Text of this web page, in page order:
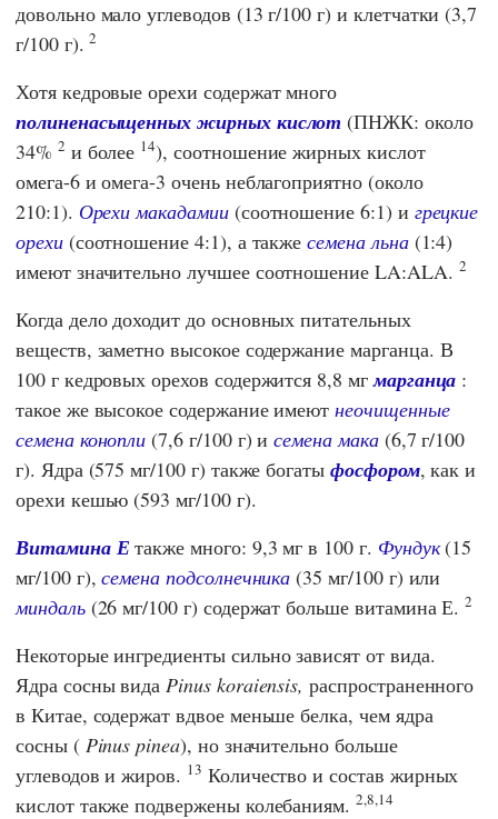
довольно мало углеводов (13 г/100 г) и клетчатки (3,7
г/100 г).2
Хотя кедровые орехи содержат много
полиненасыщенных жирных кислот (ПНЖК: около
34% 2 и более 14), соотношение жирных кислот
омега-6 и омега-3 очень неблагоприятно (около
210:1). Орехи макадамии(соотношение 6:1) и грецкие
орехи(соотношение 4:1), а такжесемена льна(1:4)
имеют значительно лучшее соотношение LA:ALA. 2
Когда дело доходит до основных питательных
веществ, заметно высокое содержание марганца. В
100 г кедровых орехов содержится 8,8 мгмарганца :
такое же высокое содержание имеютнеочищенные
семена конопли (7,6 г/100 г) исемена мака(6,7 г/100
г). Ядра (575 мг/100 г) также богатыфосфором, как и
орехи кешью (593 мг/100 г).
Витамина Е также много: 9,3 мг в 100 г. Фундук(15
мг/100 г),семена подсолнечника (35 мг/100 г) или
миндаль(26 мг/100 г) содержат больше витамина Е.2
Некоторые ингредиенты сильно зависят от вида.
Ядра сосны видаPinus koraiensis, распространенного
в Китае, содержат вдвое меньше белка, чем ядра
сосны ( Pinus pinea), но значительно больше
углеводов и жиров. 13 Количество и состав жирных
кислот также подвержены колебаниям.2,8,14